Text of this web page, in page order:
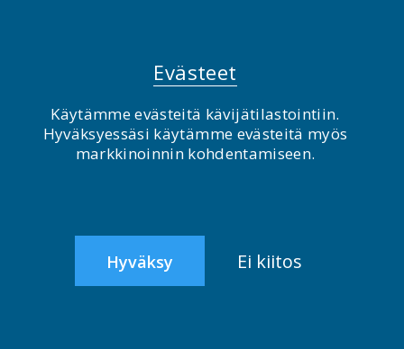
Valkeakoski,
67 Emäpitäjän
Ylitornio, Portimojärvi
Evästeet
Käytämme evästeitä kävijätilastointiin.
Hyväksyessäsi käytämme evästeitä myös
markkinoinnin kohdentamiseen.
Hyväksy Ei kiitos